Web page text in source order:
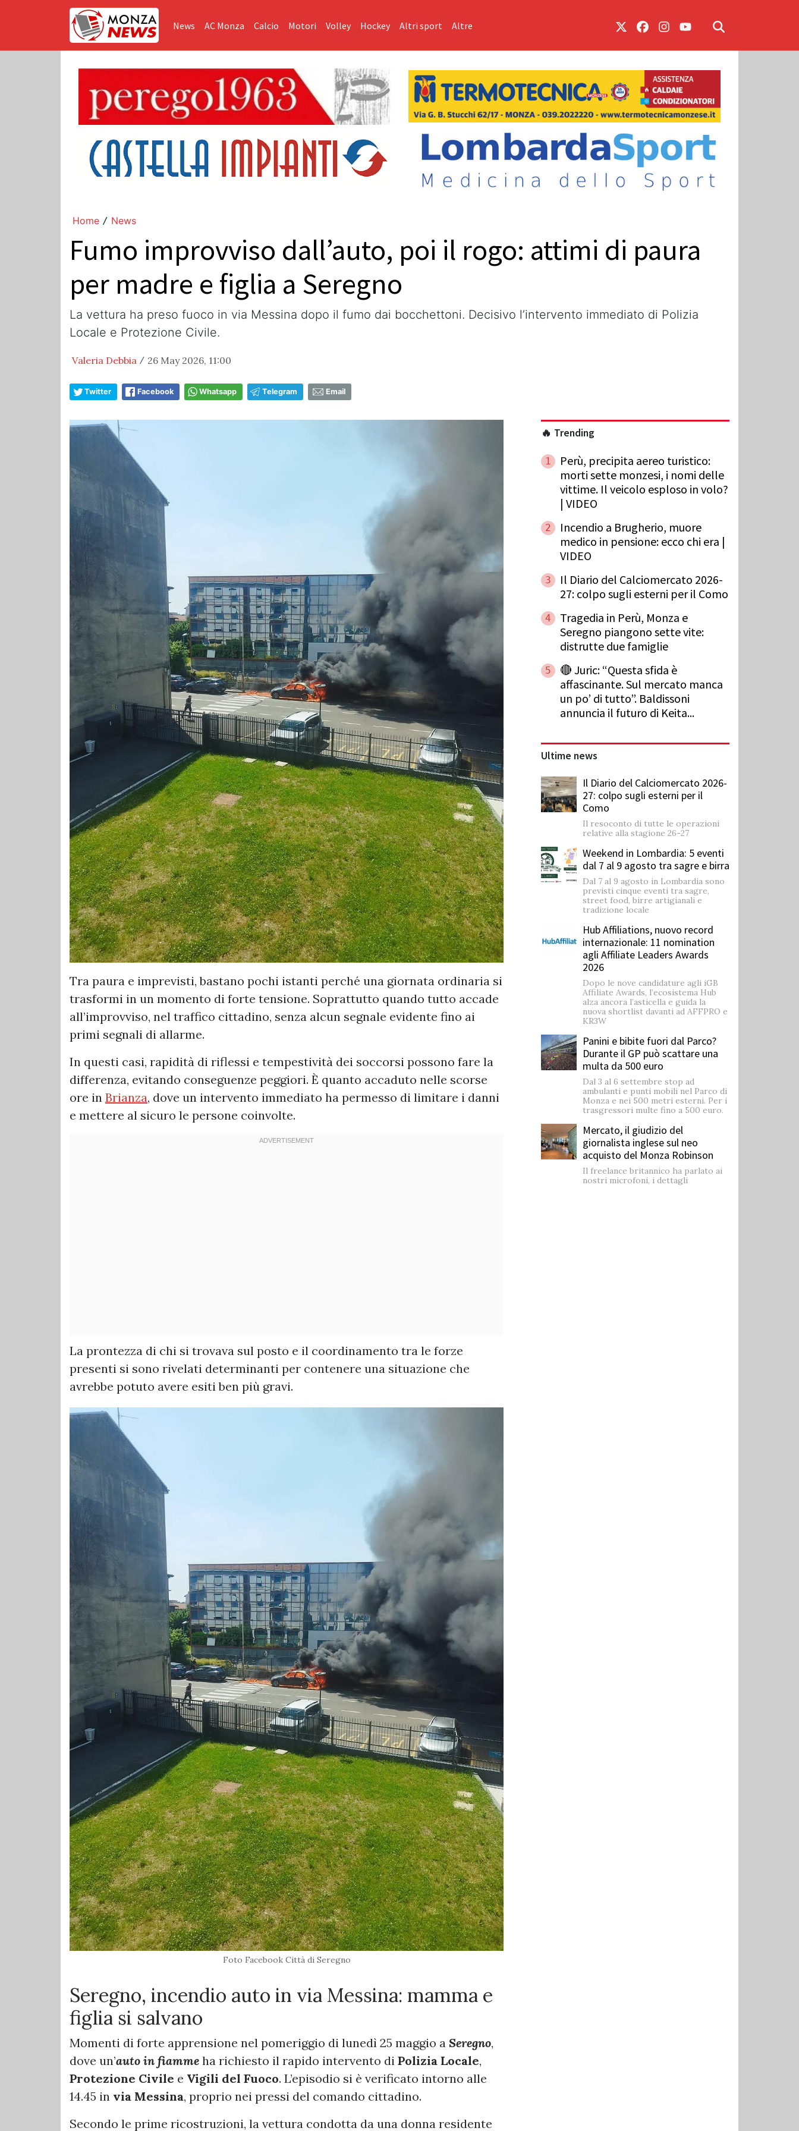
News AC Monza Calcio Motori Volley Hockey Altri sport Altre
Home / News
Fumo improvviso dall’auto, poi il rogo: attimi di paura
per madre e figlia a Seregno
La vettura ha preso fuoco in via Messina dopo il fumo dai bocchettoni. Decisivo l’intervento immediato di Polizia
Locale e Protezione Civile.
Valeria Debbia / 26 May 2026, 11:00
Twitter Facebook Whatsapp Telegram Email
Tra paura e imprevisti, bastano pochi istanti perché una giornata ordinaria si
trasformi in un momento di forte tensione. Soprattutto quando tutto accade
all’improvviso, nel traffico cittadino, senza alcun segnale evidente fino ai
primi segnali di allarme.
In questi casi, rapidità di riflessi e tempestività dei soccorsi possono fare la
differenza, evitando conseguenze peggiori. È quanto accaduto nelle scorse
ore in Brianza, dove un intervento immediato ha permesso di limitare i danni
e mettere al sicuro le persone coinvolte.
La prontezza di chi si trovava sul posto e il coordinamento tra le forze
presenti si sono rivelati determinanti per contenere una situazione che
avrebbe potuto avere esiti ben più gravi.
Foto Facebook Città di Seregno
Seregno, incendio auto in via Messina: mamma e
figlia si salvano
Momenti di forte apprensione nel pomeriggio di lunedì 25 maggio a Seregno,
dove un’auto in fiamme ha richiesto il rapido intervento di Polizia Locale,
Protezione Civile e Vigili del Fuoco. L’episodio si è verificato intorno alle
14.45 in via Messina, proprio nei pressi del comando cittadino.
Secondo le prime ricostruzioni, la vettura condotta da una donna residente
🔥 Trending
1
Perù, precipita aereo turistico:
morti sette monzesi, i nomi delle
vittime. Il veicolo esploso in volo?
| VIDEO
2
Incendio a Brugherio, muore
medico in pensione: ecco chi era |
VIDEO
3
Il Diario del Calciomercato 2026-
27: colpo sugli esterni per il Como
4
Tragedia in Perù, Monza e
Seregno piangono sette vite:
distrutte due famiglie
5
🔴 Juric: “Questa sfida è
affascinante. Sul mercato manca
un po’ di tutto”. Baldissoni
annuncia il futuro di Keita...
Ultime news
Il Diario del Calciomercato 2026-
27: colpo sugli esterni per il
Como
Il resoconto di tutte le operazioni
relative alla stagione 26-27
Weekend in Lombardia: 5 eventi
dal 7 al 9 agosto tra sagre e birra
Dal 7 al 9 agosto in Lombardia sono
previsti cinque eventi tra sagre,
street food, birre artigianali e
tradizione locale
Hub Affiliations, nuovo record
internazionale: 11 nomination
agli Affiliate Leaders Awards
2026
Dopo le nove candidature agli iGB
Affiliate Awards, l’ecosistema Hub
alza ancora l’asticella e guida la
nuova shortlist davanti ad AFFPRO e
KR3W
Panini e bibite fuori dal Parco?
Durante il GP può scattare una
multa da 500 euro
Dal 3 al 6 settembre stop ad
ambulanti e punti mobili nel Parco di
Monza e nei 500 metri esterni. Per i
trasgressori multe fino a 500 euro.
Mercato, il giudizio del
giornalista inglese sul neo
acquisto del Monza Robinson
Il freelance britannico ha parlato ai
nostri microfoni, i dettagli